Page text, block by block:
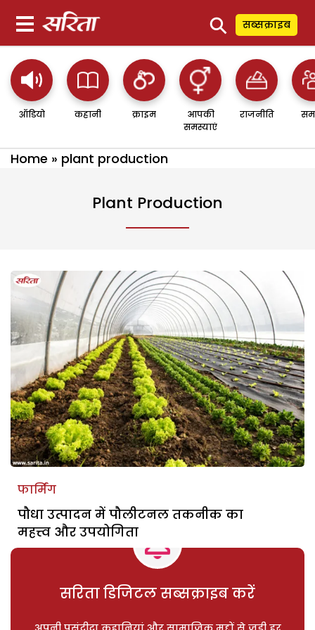
⚲ सब्सक्राइब
ऑडियो कहानी क्राइम
आपकी
समस्याएं
राजनीति
Home » plant production
Plant Production
फार्मिंग
पौधा उत्पादन में पौलीटनल तकनीक का
महत्त्व और उपयोगिता
सरिता डिजिटल सब्सक्राइब करें